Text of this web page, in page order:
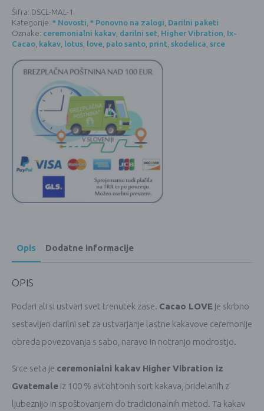
Amor
+
Lotus
količina
Šifra: DSCL-MAL-1
Kategorije: * Novosti, * Ponovno na zalogi, Darilni paketi
Oznake: ceremonialni kakav, darilni set, Higher Vibration, Ix-
Cacao, kakav, lotus, love, palo santo, print, skodelica, srce
Opis Dodatne informacije
OPIS
Podari ali si ustvari svet trenutek zase. Cacao LOVE je skrbno
sestavljen darilni set za ustvarjanje lastne kakavove ceremonije
obreda povezovanja s sabo, naravo in notranjo modrostjo.
Srce seta je ceremonialni kakav Higher Vibration iz
Gvatemale iz 100 % avtohtonih sort kakava, pridelanih z
ljubeznijo in spoštovanjem do tradicionalnih metod. Ta kakav